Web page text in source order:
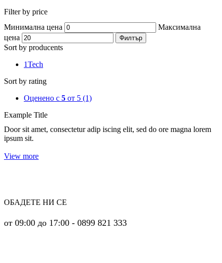
Filter by price
Минимална цена
Максимална
цена
Филтър
Sort by producents
1Tech
Sort by rating
Оценено с 5 от 5 (1)
Example Title
Door sit amet, consectetur adip iscing elit, sed do ore magna lorem
ipsum sit.
View more
ОБАДЕТЕ НИ СЕ
от 09:00 до 17:00 - 0899 821 333